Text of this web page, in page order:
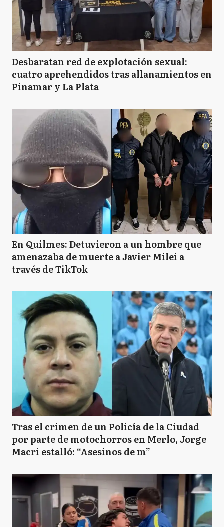
Desbaratan red de explotación sexual:
cuatro aprehendidos tras allanamientos en
Pinamar y La Plata
En Quilmes: Detuvieron a un hombre que
amenazaba de muerte a Javier Milei a
través de TikTok
Tras el crimen de un Policía de la Ciudad
por parte de motochorros en Merlo, Jorge
Macri estalló: “Asesinos de m”